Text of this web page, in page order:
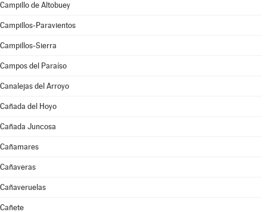
Campillo de Altobuey
Campillos-Paravientos
Campillos-Sierra
Campos del Paraíso
Canalejas del Arroyo
Cañada del Hoyo
Cañada Juncosa
Cañamares
Cañaveras
Cañaveruelas
Cañete